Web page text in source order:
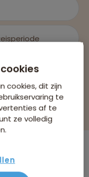
jouw wensen
alle filters
cookies, dit zijn
te
af te
ze volledig